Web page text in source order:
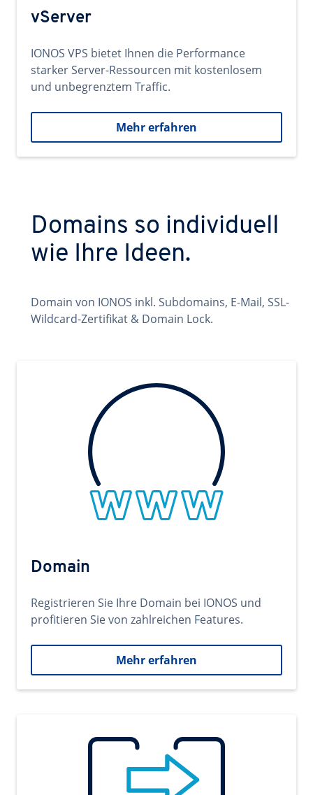
vServer
IONOS VPS bietet Ihnen die Performance
starker Server-Ressourcen mit kostenlosem
und unbegrenztem Traffic.
Mehr erfahren
Domains so individuell
wie Ihre Ideen.
Domain von IONOS inkl. Subdomains, E-Mail, SSL-
Wildcard-Zertifikat & Domain Lock.
Domain
Registrieren Sie Ihre Domain bei IONOS und
profitieren Sie von zahlreichen Features.
Mehr erfahren